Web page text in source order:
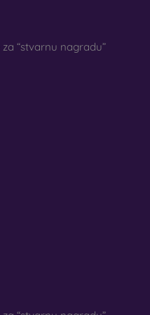
“stvarnu nagradu”